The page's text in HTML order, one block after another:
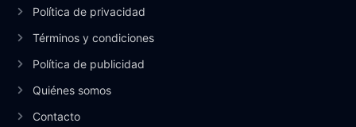
Política de privacidad
Términos y condiciones
Política de publicidad
Quiénes somos
Contacto